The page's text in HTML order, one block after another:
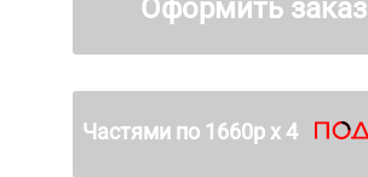
Оформить заказ
Частями по 1660р х 4